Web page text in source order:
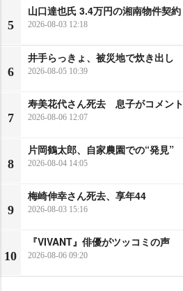
5
山口達也氏 3.4万円の湘南物件契約
2026-08-03 12:18
6
井手らっきょ、被災地で炊き出し
2026-08-05 10:39
7
寿美花代さん死去 息子がコメント
2026-08-06 12:07
8
片岡鶴太郎、自家農園での“発見”
2026-08-04 14:05
9
梅崎伸幸さん死去、享年44
2026-08-03 15:16
10
『VIVANT』俳優がツッコミの声
2026-08-06 09:20